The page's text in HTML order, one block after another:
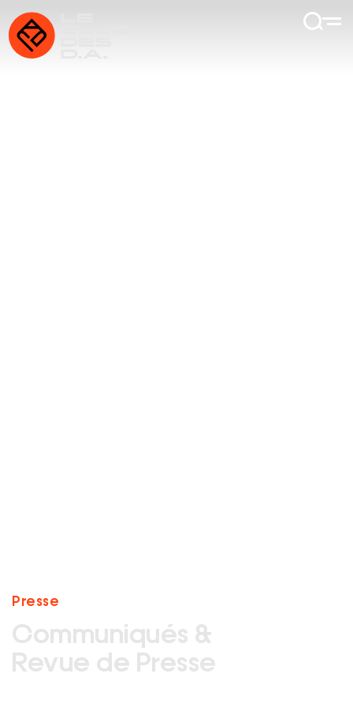
Presse
Communiqués &
Revue de Presse